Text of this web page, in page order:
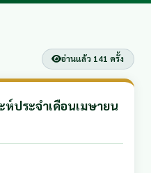
อ่านแล้ว 141 ครั้ง
ห์ประจำเดือนเมษายน